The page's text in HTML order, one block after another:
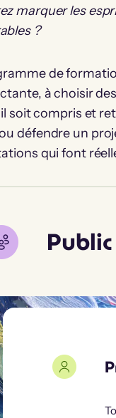
marquer les
?
de
à choisir
soit compris et
défendre un
qui font